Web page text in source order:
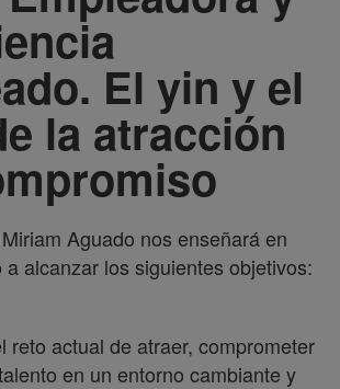
El yin y el
la atracción
Aguado nos enseñará en
a alcanzar los siguientes objetivos:
reto actual de atraer, comprometer
en un entorno cambiante y